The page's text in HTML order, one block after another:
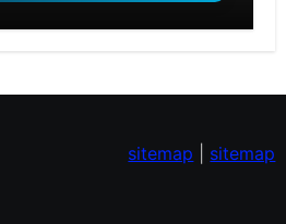
sitemap sitemap